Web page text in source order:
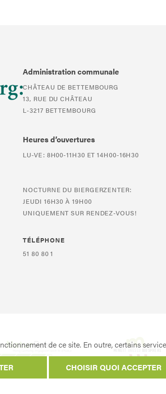
Administration communale
CHÂTEAU DE BETTEMBOURG
13, RUE DU CHÂTEAU
L-3217 BETTEMBOURG
Heures d’ouvertures
LU-VE: 8H00-11H30 ET 14H00-16H30
NOCTURNE DU BIERGERZENTER:
JEUDI 16H30 À 19H00
UNIQUEMENT SUR RENDEZ-VOUS!
TÉLÉPHONE
51 80 80 1
de ce site. En outre, certains
CHOISIR QUOI ACCEPTER